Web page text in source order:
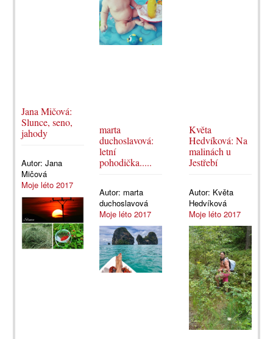
Jana Mičová:
Slunce, seno,
jahody
Autor: Jana
Mičová
Moje léto 2017
marta
duchoslavová:
letní
pohodička.....
Autor: marta
duchoslavová
Moje léto 2017
Květa
Hedvíková: Na
malinách u
Jestřebí
Autor: Květa
Hedvíková
Moje léto 2017